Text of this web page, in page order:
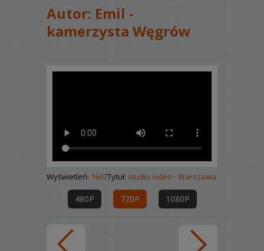
Autor: Emil -
kamerzysta Węgrów
Wyświetleń: 1647Tytuł: studio video - Warszawa
480P 720P 1080P